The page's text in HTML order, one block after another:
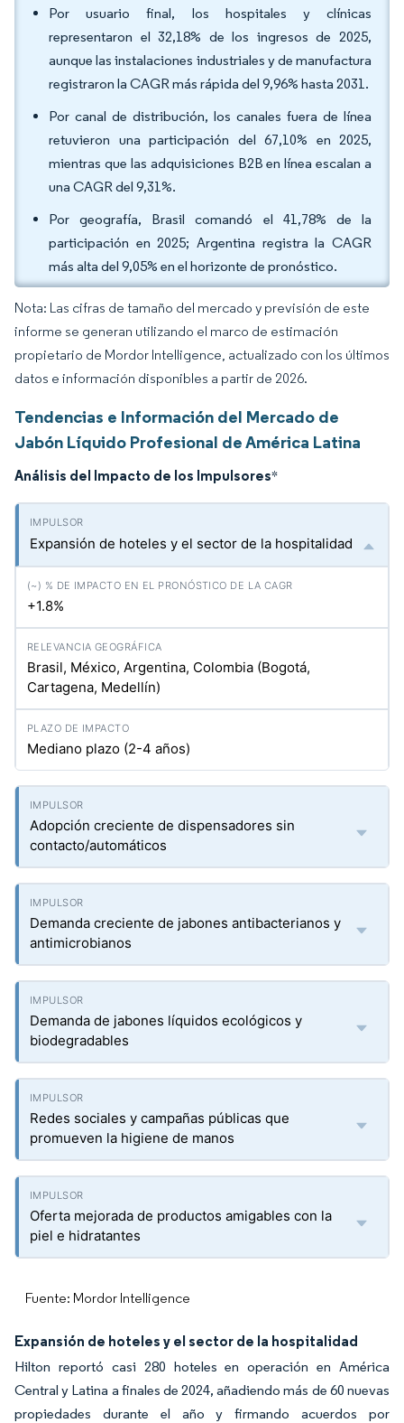
Por usuario final, los hospitales y clínicas
representaron el 32,18% de los ingresos de 2025,
aunque las instalaciones industriales y de manufactura
registraron la CAGR más rápida del 9,96% hasta 2031.
Por canal de distribución, los canales fuera de línea
retuvieron una participación del 67,10% en 2025,
mientras que las adquisiciones B2B en línea escalan a
una CAGR del 9,31%.
Por geografía, Brasil comandó el 41,78% de la
participación en 2025; Argentina registra la CAGR
más alta del 9,05% en el horizonte de pronóstico.
Nota: Las cifras de tamaño del mercado y previsión de este
informe se generan utilizando el marco de estimación
propietario de Mordor Intelligence, actualizado con los últimos
datos e información disponibles a partir de 2026.
Tendencias e Información del Mercado de
Jabón Líquido Profesional de América Latina
Análisis del Impacto de los Impulsores*
Expansión de hoteles y el sector de la hospitalidad
+1.8%
Brasil, México, Argentina, Colombia (Bogotá,
Cartagena, Medellín)
Mediano plazo (2-4 años)
Adopción creciente de dispensadores sin
contacto/automáticos
Demanda creciente de jabones antibacterianos y
antimicrobianos
Demanda de jabones líquidos ecológicos y
biodegradables
Redes sociales y campañas públicas que
promueven la higiene de manos
Oferta mejorada de productos amigables con la
piel e hidratantes
Fuente: Mordor Intelligence
Expansión de hoteles y el sector de la hospitalidad
Hilton reportó casi 280 hoteles en operación en América
Central y Latina a finales de 2024, añadiendo más de 60 nuevas
propiedades durante el año y firmando acuerdos por